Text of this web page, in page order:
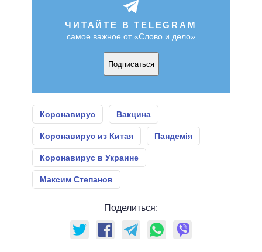
ЧИТАЙТЕ В TELEGRAM
самое важное от «Слово и дело»
Подписаться
Коронавирус Вакцина
Коронавирус из Китая Пандемія
Коронавирус в Украине
Максим Степанов
Поделиться: